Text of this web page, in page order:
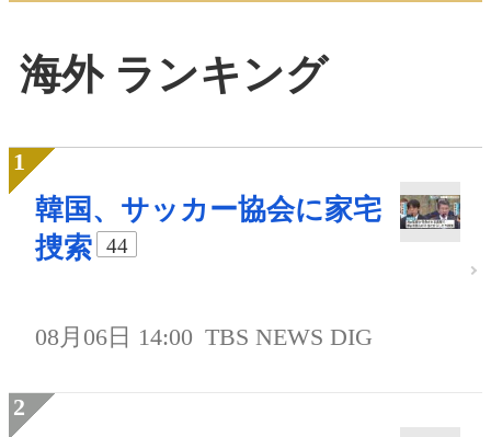
海外 ランキング
韓国、サッカー協会に家宅
捜索
44
08月06日 14:00 TBS NEWS DIG